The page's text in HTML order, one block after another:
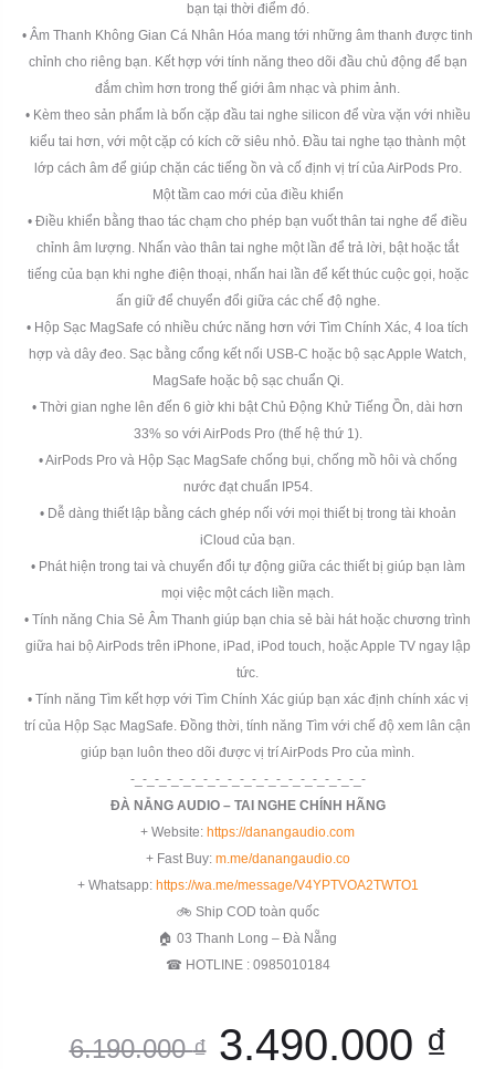
bạn tại thời điểm đó.
• Âm Thanh Không Gian Cá Nhân Hóa mang tới những âm thanh được tinh
chỉnh cho riêng bạn. Kết hợp với tính năng theo dõi đầu chủ động để bạn
đắm chìm hơn trong thế giới âm nhạc và phim ảnh.
• Kèm theo sản phẩm là bốn cặp đầu tai nghe silicon để vừa vặn với nhiều
kiểu tai hơn, với một cặp có kích cỡ siêu nhỏ. Đầu tai nghe tạo thành một
lớp cách âm để giúp chặn các tiếng ồn và cố định vị trí của AirPods Pro.
Một tầm cao mới của điều khiển
• Điều khiển bằng thao tác chạm cho phép bạn vuốt thân tai nghe để điều
chỉnh âm lượng. Nhấn vào thân tai nghe một lần để trả lời, bật hoặc tắt
tiếng của bạn khi nghe điện thoại, nhấn hai lần để kết thúc cuộc gọi, hoặc
ấn giữ để chuyển đổi giữa các chế độ nghe.
• Hộp Sạc MagSafe có nhiều chức năng hơn với Tìm Chính Xác, 4 loa tích
hợp và dây đeo. Sạc bằng cổng kết nối USB-C hoặc bộ sạc Apple Watch,
MagSafe hoặc bộ sạc chuẩn Qi.
• Thời gian nghe lên đến 6 giờ khi bật Chủ Động Khử Tiếng Ồn, dài hơn
33% so với AirPods Pro (thế hệ thứ 1).
• AirPods Pro và Hộp Sạc MagSafe chống bụi, chống mồ hôi và chống
nước đạt chuẩn IP54.
• Dễ dàng thiết lập bằng cách ghép nối với mọi thiết bị trong tài khoản
iCloud của bạn.
• Phát hiện trong tai và chuyển đổi tự động giữa các thiết bị giúp bạn làm
mọi việc một cách liền mạch.
• Tính năng Chia Sẻ Âm Thanh giúp bạn chia sẻ bài hát hoặc chương trình
giữa hai bộ AirPods trên iPhone, iPad, iPod touch, hoặc Apple TV ngay lập
tức.
• Tính năng Tìm kết hợp với Tìm Chính Xác giúp bạn xác định chính xác vị
trí của Hộp Sạc MagSafe. Đồng thời, tính năng Tìm với chế độ xem lân cận
giúp bạn luôn theo dõi được vị trí AirPods Pro của mình.
-_-_-_-_-_-_-_-_-_-_-_-_-_-_-_-_-_-_-_-
ĐÀ NẴNG AUDIO – TAI NGHE CHÍNH HÃNG
+ Website: https://danangaudio.com
+ Fast Buy: m.me/danangaudio.co
+ Whatsapp: https://wa.me/message/V4YPTVOA2TWTO1
🚲 Ship COD toàn quốc
🏠 03 Thanh Long – Đà Nẵng
☎ HOTLINE : 0985010184
6.190.000₫ Giá
3.490.000 ₫